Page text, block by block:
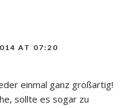
AT 07:20
einmal ganz großartig!
sollte es sogar zu